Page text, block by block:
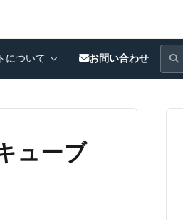
について お問い合わせ
ューブ